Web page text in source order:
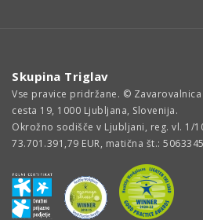
Skupina Triglav
Vse pravice pridržane. ©
cesta 19, 1000 Ljubljana, Slovenija.
Okrožno sodišče v Ljubljani, reg. vl. 1/
73.701.391,79 EUR, matična št.: